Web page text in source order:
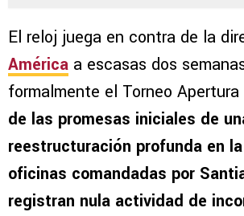
El reloj juega en contra de la
América a escasas dos
formalmente el Torneo Apertura
de las promesas iniciales de
reestructuración profunda en
oficinas comandadas por
registran nula actividad de